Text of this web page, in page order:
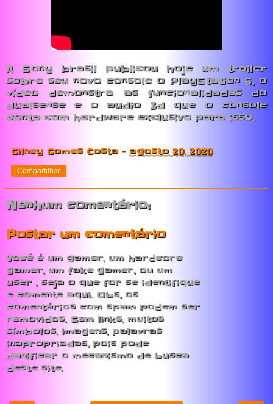
A Sony brasil publicou hoje um trailer
sobre seu novo console o PlayStation 5, o
vídeo demonstra as funcionalidades do
dualsense e o audio 3d que o console
conta com hardware exclusivo para isso.
Gilney Gomes Costa - agosto 20, 2020
Compartilhar
Nenhum comentário:
Postar um comentário
Você é um gamer, um hardcore
gamer, um fake gamer, ou um
user , seja o que for se identifique
e comente aqui. Obs, os
comentários com spam podem ser
removidos. Sem links, muitos
símbolos, imagens, palavras
inapropriadas, pois pode
danificar o mecanismo de busca
deste site.